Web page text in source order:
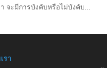
จะมีการบังคับหรือไม่บังคับ...
รา